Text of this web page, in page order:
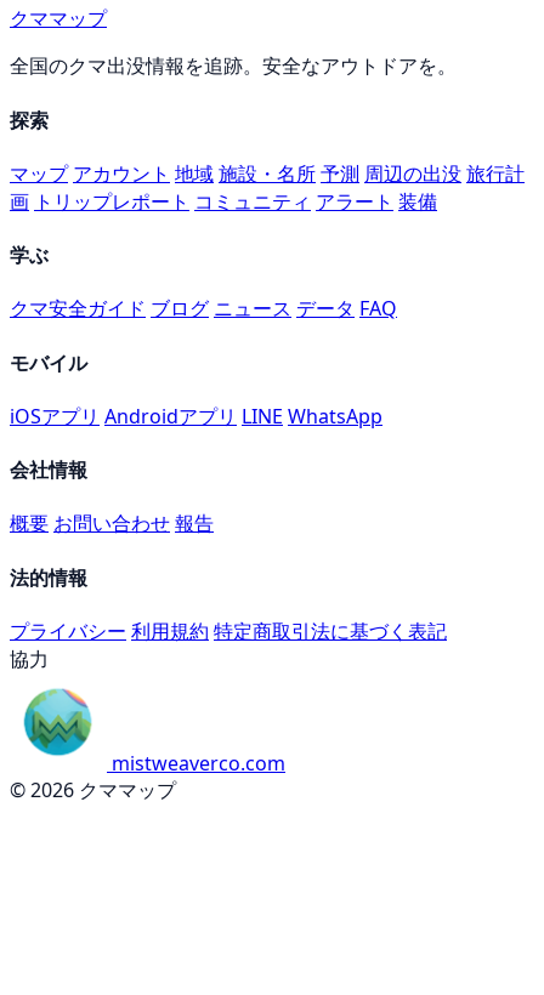
クママップ
全国のクマ出没情報を追跡。安全なアウトドアを。
探索
マップ アカウント 地域施設・名所予測 周辺の出没旅行計
画 トリップレポート コミュニティ アラート 装備
学ぶ
クマ安全ガイド ブログ ニュース データ FAQ
モバイル
iOSアプリ Androidアプリ LINE WhatsApp
会社情報
概要 お問い合わせ報告
法的情報
プライバシー 利用規約 特定商取引法に基づく表記
協力
mistweaverco.com
© 2026 クママップ